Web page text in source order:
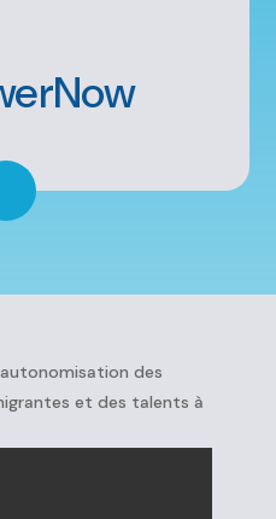
des
et des talents à